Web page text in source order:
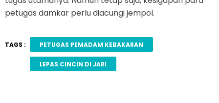
petugas damkar perlu diacungi jempol.
TAGS : PETUGAS PEMADAM KEBAKARAN
LEPAS CINCIN DI JARI